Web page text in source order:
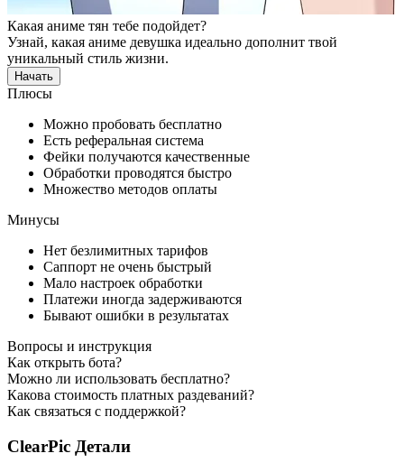
Какая аниме тян тебе подойдет?
Узнай, какая аниме девушка идеально дополнит твой
уникальный стиль жизни.
Начать
Плюсы
Можно пробовать бесплатно
Есть реферальная система
Фейки получаются качественные
Обработки проводятся быстро
Множество методов оплаты
Минусы
Нет безлимитных тарифов
Саппорт не очень быстрый
Мало настроек обработки
Платежи иногда задерживаются
Бывают ошибки в результатах
Вопросы и инструкция
Как открыть бота?
Можно ли использовать бесплатно?
Какова стоимость платных раздеваний?
Как связаться с поддержкой?
ClearPic Детали